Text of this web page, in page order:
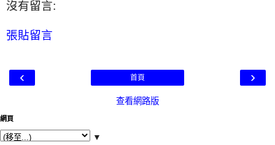
沒有留言:
張貼留言
‹ ›
首頁
查看網路版
網頁
▼